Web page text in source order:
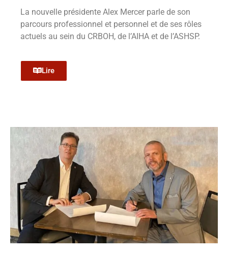
La nouvelle présidente Alex Mercer parle de son
parcours professionnel et personnel et de ses rôles
actuels au sein du CRBOH, de l’AIHA et de l’ASHSP.
Lire